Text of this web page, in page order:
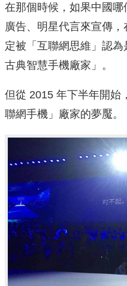
在那個時候，如果中國
廣告、明星代言來宣傳
定被「互聯網思維」認為
古典智慧手機廠家」。
但從 2015 年下半年開始
聯網手機」廠家的夢魘。